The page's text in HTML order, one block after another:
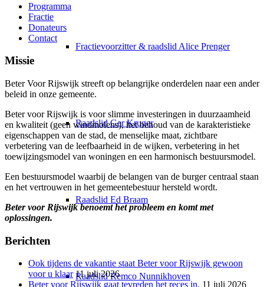
Fractievoorzitter & raadslid Alice Prenger
Raadslid Ger Kruger
Raadslid Ed Braam
Raadslid Remco Nunnikhoven
Programma
Fractie
Donateurs
Contact
Missie
Beter Voor Rijswijk streeft op belangrijke onderdelen naar een ander
beleid in onze gemeente.
Beter voor Rijswijk is voor slimme investeringen in duurzaamheid
en kwaliteit (geen windmolens), het behoud van de karakteristieke
eigenschappen van de stad, de menselijke maat, zichtbare
verbetering van de leefbaarheid in de wijken, verbetering in het
toewijzingsmodel van woningen en een harmonisch bestuursmodel.
Een bestuursmodel waarbij de belangen van de burger centraal staan
en het vertrouwen in het gemeentebestuur hersteld wordt.
Beter voor Rijswijk benoemt het probleem en komt met
oplossingen.
Berichten
Ook tijdens de vakantie staat Beter voor Rijswijk gewoon
voor u klaar 11 juli 2026
Beter voor Rijswijk gaat tevreden het reces in. 11 juli 2026